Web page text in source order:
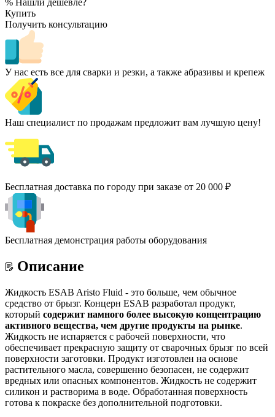
Купить
Получить консультацию
У нас есть все для сварки и резки, а также абразивы и крепеж
Наш специалист по продажам предложит вам лучшую цену!
Бесплатная доставка по городу при заказе от 20 000 ₽
Бесплатная демонстрация работы оборудования
Описание
Жидкость ESAB Aristo Fluid - это больше, чем обычное
средство от брызг. Концерн ESAB разработал продукт,
который содержит намного более высокую концентрацию
активного вещества, чем другие продукты на рынке.
Жидкость не испаряется с рабочей поверхности, что
обеспечивает прекрасную защиту от сварочных брызг по всей
поверхности заготовки. Продукт изготовлен на основе
растительного масла, совершенно безопасен, не содержит
вредных или опасных компонентов. Жидкость не содержит
силикон и растворима в воде. Обработанная поверхность
готова к покраске без дополнительной подготовки.